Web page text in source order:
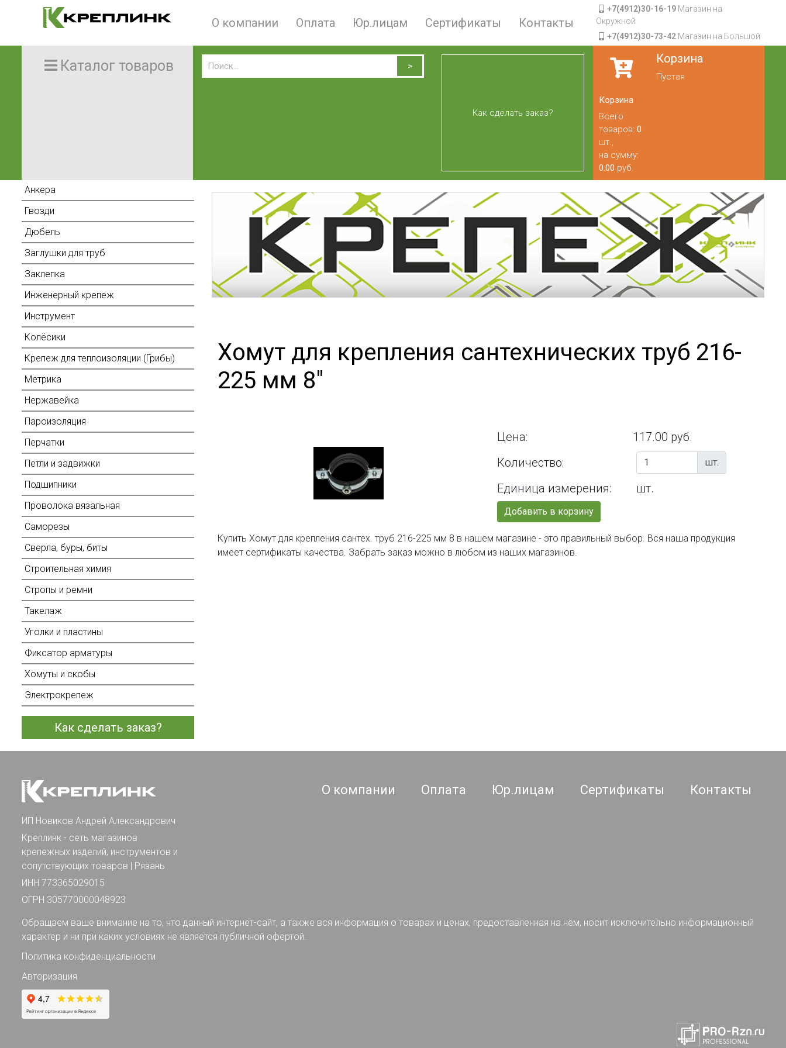
О компании Оплата Юр.лицам Сертификаты Контакты
+7(4912)30-16-19Магазин на
Окружной
+7(4912)30-73-42Магазин на Большой
Каталог товаров
Как сделать заказ?
Корзина
Пустая
Корзина
Всего
товаров: 0
шт.,
на сумму:
0.00 руб.
Анкера
Гвозди
Дюбель
Заглушки для труб
Заклепка
Инженерный крепеж
Инструмент
Колёсики
Крепеж для теплоизоляции (Грибы)
Метрика
Нержавейка
Пароизоляция
Перчатки
Петли и задвижки
Подшипники
Проволока вязальная
Саморезы
Сверла, буры, биты
Строительная химия
Стропы и ремни
Такелаж
Уголки и пластины
Фиксатор арматуры
Хомуты и скобы
Электрокрепеж
Как сделать заказ?
Хомут для крепления сантехнических труб 216-
225 мм 8"
Цена:
117.00 руб.
Количество:
шт.
Единица измерения: шт.
Добавить в корзину
Купить Хомут для крепления сантех. труб 216-225 мм 8 в нашем магазине - это правильный выбор. Вся наша продукция
имеет сертификаты качества. Забрать заказ можно в любом из наших магазинов.
ИП Новиков Андрей Александрович
Креплинк - сеть магазинов
крепежных изделий, инструментов и
сопутствующих товаров | Рязань
ИНН 773365029015
ОГРН 305770000048923
О компании Оплата Юр.лицам Сертификаты Контакты
Обращаем ваше внимание на то, что данный интернет-сайт, а также вся информация о товарах и ценах, предоставленная на нём, носит исключительно информационный
характер и ни при каких условиях не является публичной офертой.
Политика конфиденциальности
Авторизация